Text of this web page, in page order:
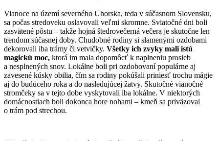
Vianoce na území severného Uhorska, teda v súčasnom Slovensku,
sa počas stredoveku oslavovali veľmi skromne. Sviatočné dni boli
zasvätené pôstu – takže hojná štedrovečerná večera je skutočne len
trendom súčasnej doby. Chudobné rodiny si slamenými ozdobami
dekorovali iba trámy či vetvičky. Všetky ich zvyky mali istú
magickú moc, ktorá im mala dopomôcť k naplneniu prosieb
a nesplnených snov. Lokálne boli pri ozdobovaní populárne aj
zavesené kúsky obilia, čím sa rodiny pokúšali priniesť trochu mágie
aj do budúceho roka a do nasledujúcej žatvy. Skutočné vianočné
stromčeky sa v tejto dobe vyskytovali iba lokálne. V niektorých
domácnostiach boli dokonca hore nohami – kmeň sa priväzoval
o trám pod strechou.